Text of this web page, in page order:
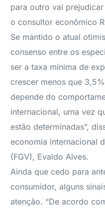
para outro vai
o consultor econômico
Se mantido o atual
consenso entre os
ser a taxa mínima de
crescer menos que
depende do
internacional, uma vez
estão determinadas”,
economia internacional
(FGV), Evaldo Alves.
Ainda que cedo para
consumidor, alguns
atenção. “De acordo